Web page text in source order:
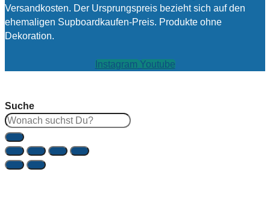
Versandkosten. Der Ursprungspreis bezieht sich auf den
ehemaligen Supboardkaufen-Preis. Produkte ohne
Dekoration.
Instagram Youtube
Suche